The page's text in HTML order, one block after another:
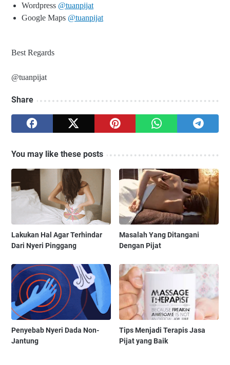
Wordpress @tuanpijat
Google Maps @tuanpijat
Best Regards
@tuanpijat
Share
You may like these posts
Lakukan Hal Agar Terhindar
Dari Nyeri Pinggang
Masalah Yang Ditangani
Dengan Pijat
Penyebab Nyeri Dada Non-
Jantung
Tips Menjadi Terapis Jasa
Pijat yang Baik